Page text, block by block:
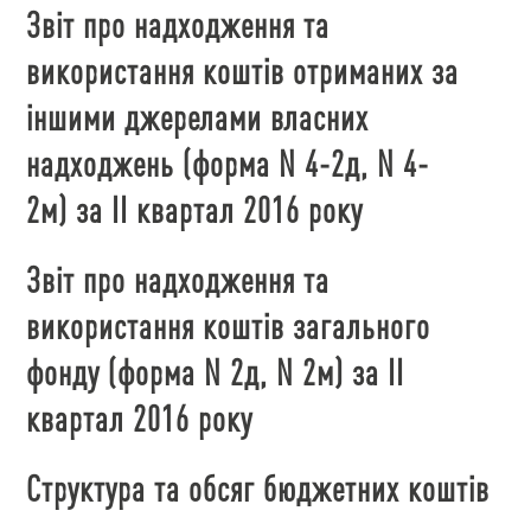
Звіт про надходження та
використання коштів отриманих за
іншими джерелами власних
надходжень (форма N 4-2д, N 4-
2м) за ІІ квартал 2016 року
Звіт про надходження та
використання коштів загального
фонду (форма N 2д, N 2м) за ІІ
квартал 2016 року
Структура та обсяг бюджетних коштів